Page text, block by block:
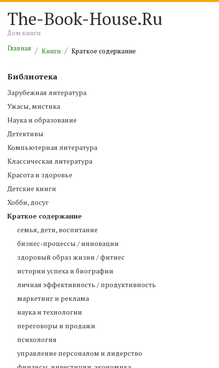
The-Book-House.Ru
Дом книги
Главная
Книги Краткое содержание
Библиотека
Зарубежная литература
Ужасы, мистика
Наука и образование
Детективы
Компьютерная литература
Классическая литература
Красота и здоровье
Детские книги
Хобби, досуг
Краткое содержание
cемья, дети, воспитание
бизнес-процессы / инновации
здоровый образ жизни / фитнес
истории успеха и биографии
личная эффективность / продуктивность
маркетинг и реклама
наука и технологии
переговоры и продажи
психология
управление персоналом и лидерство